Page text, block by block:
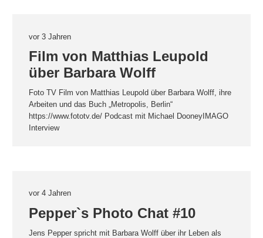
vor 3 Jahren
Film von Matthias Leupold
über Barbara Wolff
Foto TV Film von Matthias Leupold über Barbara Wolff, ihre
Arbeiten und das Buch „Metropolis, Berlin“
https://www.fototv.de/ Podcast mit Michael DooneyIMAGO
Interview
vor 4 Jahren
Pepper`s Photo Chat #10
Jens Pepper spricht mit Barbara Wolff über ihr Leben als